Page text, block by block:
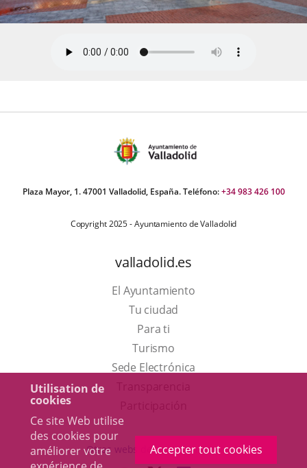
Utilisation de
cookies
Ce site Web utilise
des cookies pour
améliorer votre
Accepter tout cookies
Plaza Mayor, 1. 47001 Valladolid, España. Teléfono:+34 983 426 100
Copyright 2025 - Ayuntamiento de Valladolid
valladolid.es
El Ayuntamiento
Tu ciudad
Para ti
TurismoEste
enlace
una
ventana
Sede Electrónica
externa.
Otras webs del ayuntamiento